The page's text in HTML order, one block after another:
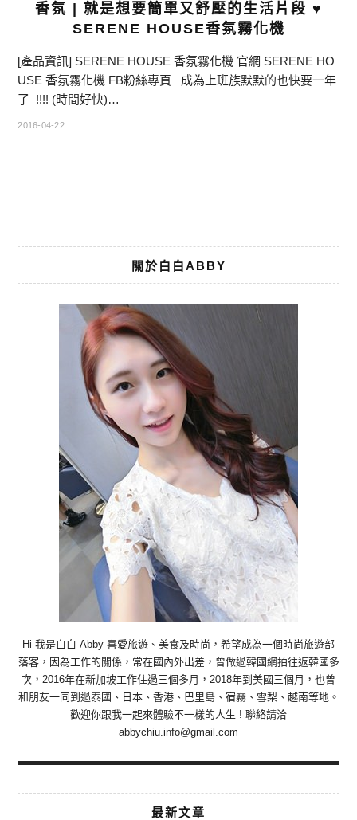
香氛 | 就是想要簡單又舒壓的生活片段 ♥
SERENE HOUSE香氛霧化機
[產品資訊] SERENE HOUSE 香氛霧化機 官網 SERENE HO
USE 香氛霧化機 FB粉絲專頁 成為上班族默默的也快要一年
了 !!!! (時間好快)…
2016-04-22
關於白白ABBY
Hi 我是白白 Abby 喜愛旅遊、美食及時尚，希望成為一個時尚旅遊部
落客，因為工作的關係，常在國內外出差，曾做過韓國網拍往返韓國多
次，2016年在新加坡工作住過三個多月，2018年到美國三個月，也曾
和朋友一同到過泰國、日本、香港、巴里島、宿霧、雪梨、越南等地。
歡迎你跟我一起來體驗不一樣的人生 ! 聯絡請洽
abbychiu.info@gmail.com
最新文章